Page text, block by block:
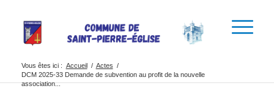
Vous êtes ici : Accueil / Actes /
DCM 2025-33 Demande de subvention au profit de la nouvelle
association...